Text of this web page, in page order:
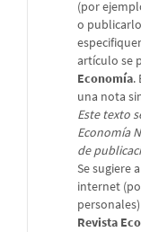
(por
o
artículo se
Economía.
una nota
Este texto
Economía
de
Se sugiere
internet
Revista